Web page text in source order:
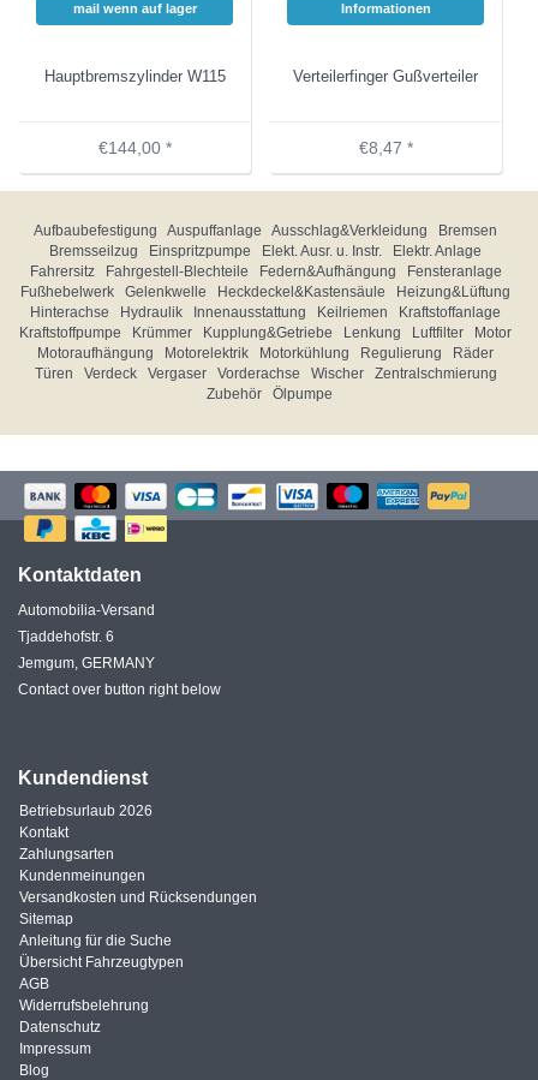
mail wenn auf lager
Hauptbremszylinder W115
€144,00 *
Informationen
Verteilerfinger Gußverteiler
€8,47 *
Aufbaubefestigung Auspuffanlage Ausschlag&Verkleidung
Bremsen
Bremsseilzug
Einspritzpumpe Elekt. Ausr. u. Instr.
Elektr. Anlage
Fahrersitz
Fahrgestell-Blechteile Federn&Aufhängung
Fensteranlage
Fußhebelwerk
Gelenkwelle Heckdeckel&Kastensäule
Heizung&Lüftung
Hinterachse
Hydraulik Innenausstattung Keilriemen
Kraftstoffanlage
Kraftstoffpumpe
Krümmer Kupplung&Getriebe Lenkung Luftfilter
Motor
Motoraufhängung
Motorelektrik Motorkühlung Regulierung
Räder
Türen
Verdeck Vergaser Vorderachse Wischer
Zentralschmierung
Zubehör
Ölpumpe
Kontaktdaten
Automobilia-Versand
Tjaddehofstr. 6
Jemgum, GERMANY
Contact over button right below
Kundendienst
Betriebsurlaub 2026
Kontakt
Zahlungsarten
Kundenmeinungen
Versandkosten und Rücksendungen
Sitemap
Anleitung für die Suche
Übersicht Fahrzeugtypen
AGB
Widerrufsbelehrung
Datenschutz
Impressum
Blog